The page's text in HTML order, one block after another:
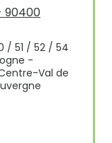
90400
/ 51 / 52 / 54
-
Val de